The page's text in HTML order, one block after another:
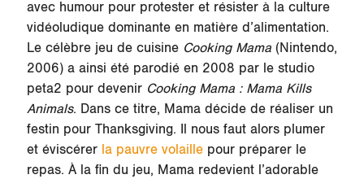
avec humour pour protester et résister à la culture
vidéoludique dominante en matière d’alimentation.
Le célèbre jeu de cuisineCooking Mama (Nintendo,
2006) a ainsi été parodié en 2008 par le studio
peta2 pour devenir Cooking Mama : Mama Kills
Animals. Dans ce titre, Mama décide de réaliser un
festin pour Thanksgiving. Il nous faut alors plumer
et éviscérer la pauvre volaillepour préparer le
repas. À la fin du jeu, Mama redevient l’adorable